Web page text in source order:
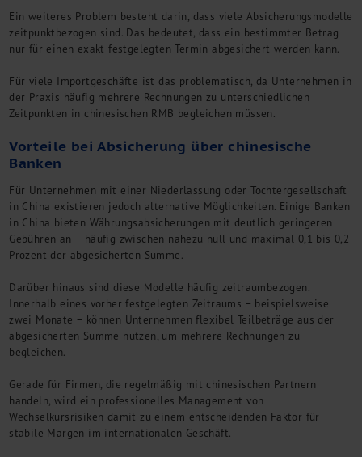
Ein weiteres Problem besteht darin, dass viele Absicherungsmodelle
zeitpunktbezogen sind. Das bedeutet, dass ein bestimmter Betrag
nur für einen exakt festgelegten Termin abgesichert werden kann.
Für viele Importgeschäfte ist das problematisch, da Unternehmen in
der Praxis häufig mehrere Rechnungen zu unterschiedlichen
Zeitpunkten in chinesischen RMB begleichen müssen.
Vorteile bei Absicherung über chinesische
Banken
Für Unternehmen mit einer Niederlassung oder Tochtergesellschaft
in China existieren jedoch alternative Möglichkeiten. Einige Banken
in China bieten Währungsabsicherungen mit deutlich geringeren
Gebühren an – häufig zwischen nahezu null und maximal 0,1 bis 0,2
Prozent der abgesicherten Summe.
Darüber hinaus sind diese Modelle häufig zeitraumbezogen.
Innerhalb eines vorher festgelegten Zeitraums – beispielsweise
zwei Monate – können Unternehmen flexibel Teilbeträge aus der
abgesicherten Summe nutzen, um mehrere Rechnungen zu
begleichen.
Gerade für Firmen, die regelmäßig mit chinesischen Partnern
handeln, wird ein professionelles Management von
Wechselkursrisiken damit zu einem entscheidenden Faktor für
stabile Margen im internationalen Geschäft.